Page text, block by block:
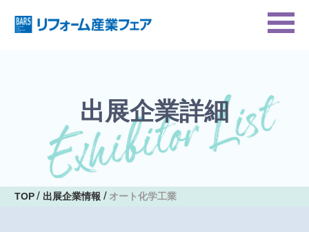
出展企業詳細
TOP 出展企業情報 オート化学工業